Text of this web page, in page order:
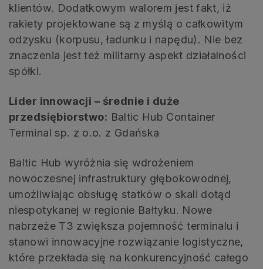
klientów. Dodatkowym walorem jest fakt, iż
rakiety projektowane są z myślą o całkowitym
odzysku (korpusu, ładunku i napędu). Nie bez
znaczenia jest też militarny aspekt działalności
spółki.
Lider innowacji – średnie i duże
przedsiębiorstwo: Baltic Hub Container
Terminal sp. z o.o. z Gdańska
Baltic Hub wyróżnia się wdrożeniem
nowoczesnej infrastruktury głębokowodnej,
umożliwiając obsługę statków o skali dotąd
niespotykanej w regionie Bałtyku. Nowe
nabrzeże T3 zwiększa pojemność terminalu i
stanowi innowacyjne rozwiązanie logistyczne,
które przekłada się na konkurencyjność całego